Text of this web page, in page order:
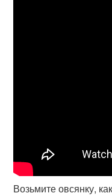
Возьмите овсянку,